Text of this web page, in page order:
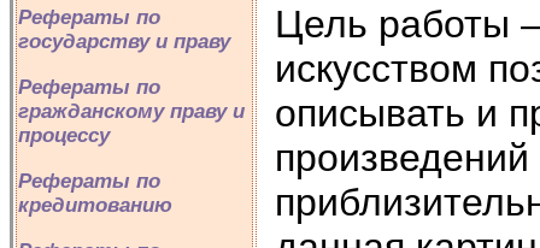
Рефераты по
государству и праву
Рефераты по
гражданскому праву и
процессу
Рефераты по
кредитованию
Цель работы
искусством
описывать и
произведений